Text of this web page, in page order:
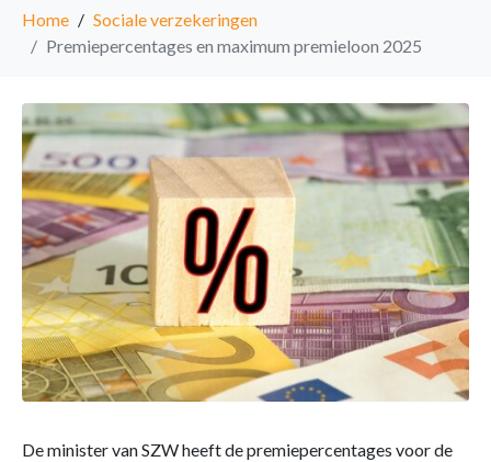
Home
Sociale verzekeringen
Premiepercentages en maximum premieloon 2025
De minister van SZW heeft de premiepercentages voor de